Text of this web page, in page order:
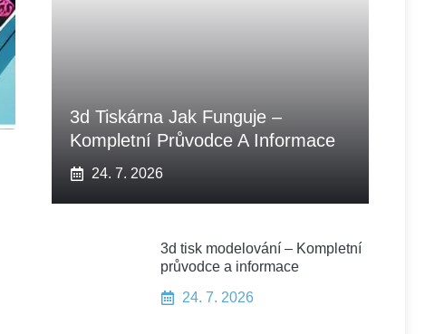
3d Tiskárna Jak Funguje –
Kompletní Průvodce A Informace
24. 7. 2026
3d tisk modelování – Kompletní
průvodce a informace
24. 7. 2026